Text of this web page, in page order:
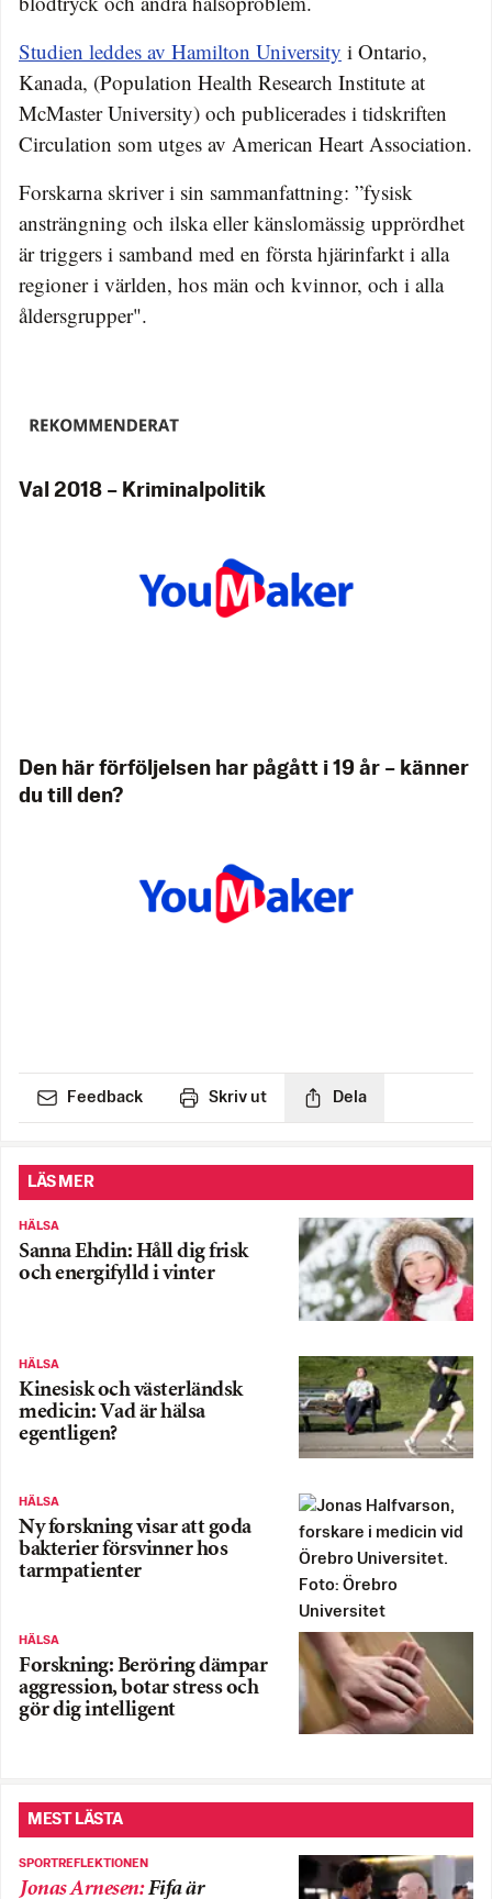
Studien leddes av Hamilton University i Ontario,
Kanada, (Population Health Research Institute at
McMaster University) och publicerades i tidskriften
Circulation som utges av American Heart Association.
Forskarna skriver i sin sammanfattning: ”fysisk
ansträngning och ilska eller känslomässig upprördhet
är triggers i samband med en första hjärinfarkt i alla
regioner i världen, hos män och kvinnor, och i alla
åldersgrupper".
Val 2018 – Kriminalpolitik
Den här förföljelsen har pågått i 19 år – känner
du till den?
Feedback Skriv ut Dela
LÄS MER
HÄLSA
Sanna Ehdin: Håll dig frisk
och energifylld i vinter
HÄLSA
Kinesisk och västerländsk
medicin: Vad är hälsa
egentligen?
HÄLSA
Ny forskning visar att goda
bakterier försvinner hos
tarmpatienter
HÄLSA
Forskning: Beröring dämpar
aggression, botar stress och
gör dig intelligent
MEST LÄSTA
SPORTREFLEKTIONEN
Jonas Arnesen:Fifa är